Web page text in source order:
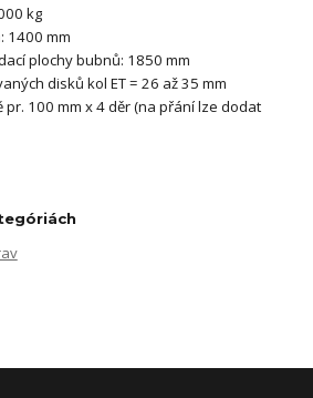
kg
1400 mm
plochy bubnů: 1850 mm
disků kol ET = 26 až 35 mm
100 mm x 4 děr (na přání lze dodat